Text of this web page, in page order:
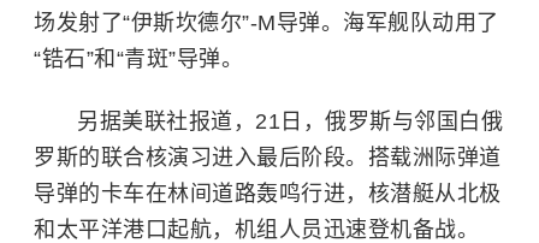
场发射了“伊斯坎德尔”-M导弹。海军舰队动用了
“锆石”和“青斑”导弹。
另据美联社报道，21日，俄罗斯与邻国白俄
罗斯的联合核演习进入最后阶段。搭载洲际弹道
导弹的卡车在林间道路轰鸣行进， 核潜艇从北极
和太平洋港口起航，机组人员迅速登机备战。